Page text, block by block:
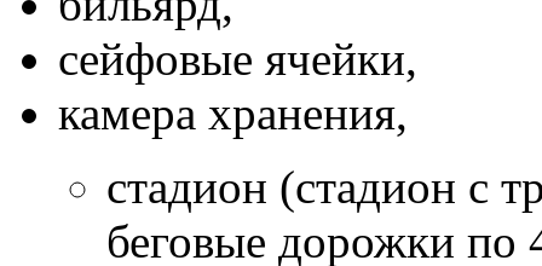
сейфовые ячейки,
камера хранения,
стадион (стадион с
беговые дорожки по